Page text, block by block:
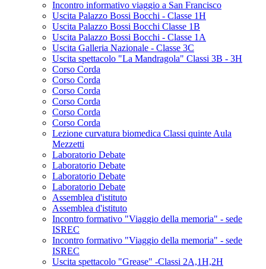
Incontro informativo viaggio a San Francisco
Uscita Palazzo Bossi Bocchi - Classe 1H
Uscita Palazzo Bossi Bocchi Classe 1B
Uscita Palazzo Bossi Bocchi - Classe 1A
Uscita Galleria Nazionale - Classe 3C
Uscita spettacolo "La Mandragola" Classi 3B - 3H
Corso Corda
Corso Corda
Corso Corda
Corso Corda
Corso Corda
Corso Corda
Lezione curvatura biomedica Classi quinte Aula
Mezzetti
Laboratorio Debate
Laboratorio Debate
Laboratorio Debate
Laboratorio Debate
Assemblea d'istituto
Assemblea d'istituto
Incontro formativo "Viaggio della memoria" - sede
ISREC
Incontro formativo "Viaggio della memoria" - sede
ISREC
Uscita spettacolo "Grease" -Classi 2A,1H,2H